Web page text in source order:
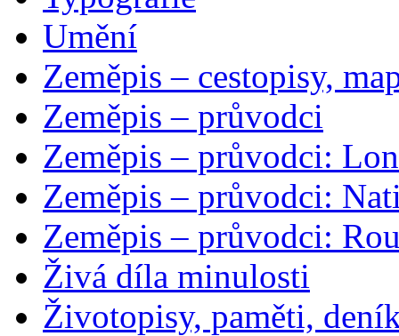
Umění
Zeměpis – cestopisy,
Zeměpis – průvodci
Zeměpis – průvodci:
Zeměpis – průvodci:
Zeměpis – průvodci:
Živá díla minulosti
Životopisy, paměti,